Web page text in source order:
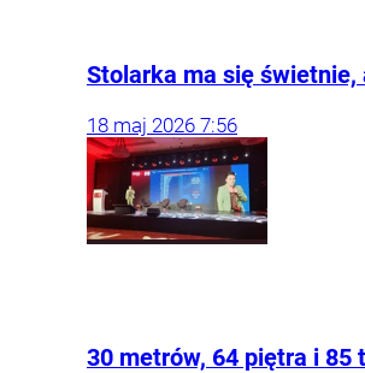
Stolarka ma się
18 maj 2026 7:56
30 metrów, 64 piętra i 85